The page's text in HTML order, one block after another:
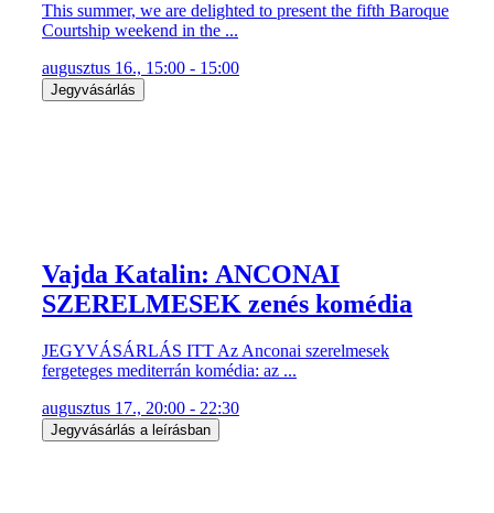
This summer, we are delighted to present the fifth Baroque
Courtship weekend in the ...
augusztus 16., 15:00 - 15:00
Jegyvásárlás
Vajda Katalin: ANCONAI
SZERELMESEK zenés komédia
JEGYVÁSÁRLÁS ITT Az Anconai szerelmesek
fergeteges mediterrán komédia: az ...
augusztus 17., 20:00 - 22:30
Jegyvásárlás a leírásban